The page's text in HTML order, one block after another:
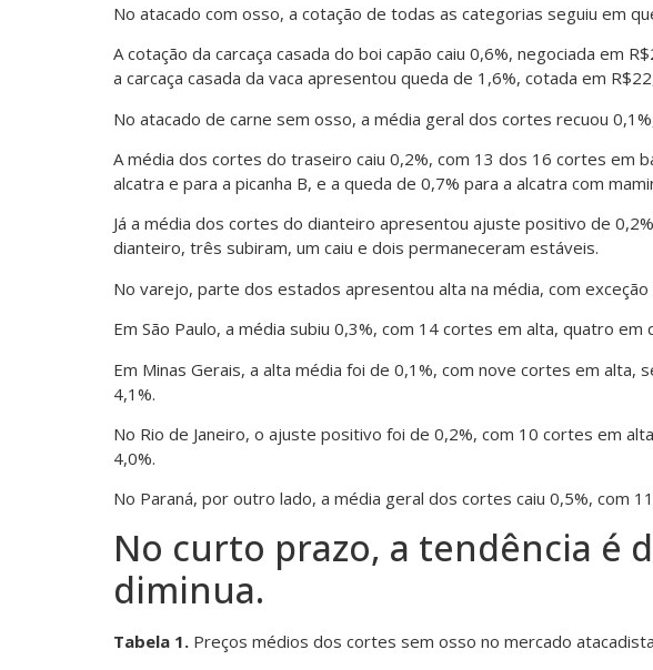
No atacado com osso, a cotação de todas as categorias seguiu em
A cotação da carcaça casada do boi capão caiu 0,6%, negociada em
a carcaça casada da vaca apresentou queda de 1,6%, cotada em
No atacado de carne sem osso, a média geral dos cortes recuou
A média dos cortes do traseiro caiu 0,2%, com 13 dos 16 cortes em
alcatra e para a picanha B, e a queda de 0,7% para a alcatra com
Já a média dos cortes do dianteiro apresentou ajuste positivo de
dianteiro, três subiram, um caiu e dois permaneceram estáveis.
No varejo, parte dos estados apresentou alta na média, com
Em São Paulo, a média subiu 0,3%, com 14 cortes em alta, quatro
Em Minas Gerais, a alta média foi de 0,1%, com nove cortes em
4,1%.
No Rio de Janeiro, o ajuste positivo foi de 0,2%, com 10 cortes em
4,0%.
No Paraná, por outro lado, a média geral dos cortes caiu 0,5%, com
No curto prazo, a tendência é
diminua.
Tabela 1. Preços médios dos cortes sem osso no mercado